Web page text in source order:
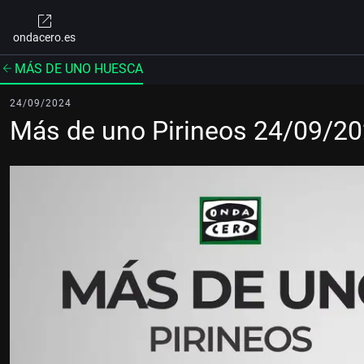
ondacero.es
MÁS DE UNO HUESCA
24/09/2024
Más de uno Pirineos 24/09/